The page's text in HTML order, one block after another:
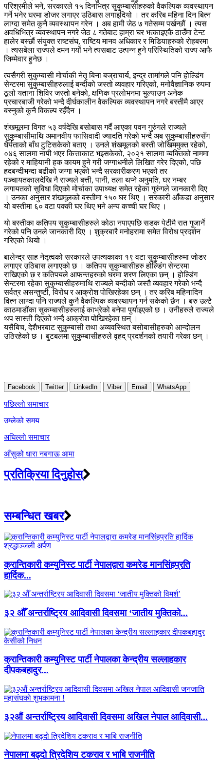
परिश्रमीले भने, सरकारले १५ दिनभित्र सुकुम्बासीहरुको वैकल्पिक व्यवस्थापन
गर्ने भनेर घरमा डोजर लगाएर उठिबास लगाइदियो । तर करिब महिना दिन बित्न
लाग्दा समेत कुनै व्यवस्थापन गरेन । अब हामी जेठ ७ गतेसम्म पर्खन्छौं । त्यस
अवधिभित्र व्यवस्थापन नगरे जेठ ८ गतेबाट हाम्रा घर भत्काइएकै ठाउँमा टेन्ट
हालेर बस्छौं संयुक्त राष्टसंघ, राष्टिय मानव अधिकार र मिडियाहरुको रोहबरमा
। त्यसबेला राज्यले दमन गर्यो भने त्यसबाट उत्पन्न हुने परिस्थितिको राज्य आफै
जिम्मेवार हुनेछ ।
त्यसैगरी सुकुम्बासी मोर्चाकी नेतृ बिना बज्राचार्य, इन्द्र तामांगले पनि होल्डिंग
सेन्टरमा सुकुम्बासीहरुलाई बन्दीको जस्तो व्यवहार गरिएको, मनोवैज्ञानिक रुपमा
ठूलो यताना शिविर जस्तो बनेको, क्षणिक प्रलोभनमा भुल्याउन अनेक
प्रचारबाजी गरेको भन्दै दीर्घकालीन वैकल्पिक व्यवस्थापन नगरे बस्तीमै आएर
बस्नुको कुनै विकल्प रहँदैन ।
शंखमूलमा विगत ५३ वर्षदेखि बसोबास गर्दै आएका पवन गुरुंगले राज्यले
सुकुम्बासीमाथि अमानवीय फासिवादी ज्यादति गरेको भन्दै अब सुकुम्बासीहरुसँग
धैर्यताको बाँध टुटिसकेको बताए । उनले शंखमूलको बस्ती जोखिममुक्त रहेको,
०४६ सालमा नापी भएर कित्ताकाट भइसकेको, २०२१ सालमा व्यक्तिको नाममा
रहेको र माहियानी हक कायम हुने गरी जग्गाधनीले लिखित गरेर दिएको, पछि
हदबन्दीभन्दा बढीको जग्गा भएको भन्दै सरकारीकरण भएको तर
पञ्चायतकालदेखि नै राज्यले बत्ती, पानी, तला थप्ने अनुमति, घर नम्बर
लगायतको सुविधा दिएको मोर्चाका उपाध्यक्ष समेत रहेका गुरुंगले जानकारी दिए
। उनका अनुसार शंखमूलको बस्तीमा १५० घर थिए । सरकारी आँकडा अनुसार
यो बस्तीमा ६० वटा पक्की घर थिए भने अन्य कच्ची घर थिए ।
यो बस्तीका कतिपय सुकुम्बासीहरुले कोठा नपाएपछि सडक पेटीमै रात गुजार्ने
गरेको पनि उनले जानकारी दिए । शुक्रबारै मनोहरामा समेत विरोध प्रदर्शन
गरिएको थियो ।
बालेन्द्र साह नेतृत्वको सरकारले उपत्यकाका १९ वटा सुकुम्बासीहरुमा जोडर
लगाएर उठिबास लगाएको छ । कतिपय सुकुम्बासीहरु होल्डिंग सेन्टरमा
राखिएको छ र कतिपयले आफन्तहरुको घरमा शरण लिएका छन् । होल्डिंग
सेन्टरमा रहेका सुकुम्बासीहरुमाथि राज्यले बन्दीको जस्तै व्यवहार गरेको भन्दै
सर्वत्र असन्तुष्टी, विरोध र आक्रोश पोखिरहेका छन् । तर करिब महिनादिन
वित्न लाग्दा पनि राज्यले कुनै वैकल्पिक व्यवस्थापन गर्न सकेको छैन । बरु उल्टै
काठमाडौंका सुकम्बासीहरुलाई काभ्रेको बनेपा पुर्याइएको छ । उनीहरुले राज्यले
थप सास्ती दिएको भन्दै आक्रोश पोखिरहेका छन् ।
यसैबिच, देशैभरबाट सुकुम्बासी तथा अव्यवस्थित बसोबासीहरुको आन्दोलन
उठिरहेको छ । बुटबलमा सुकुम्बासीहरुले वृहद् प्रदर्शनको तयारी गरेका छन् ।
Facebook Twitter LinkedIn Viber Email WhatsApp
Post
navigation
पछिल्लाे समाचार
उम्लेको समय
अघिल्लाे समाचार
आँसुको धारा नबगाऊ आमा
प्रतिक्रिया दिनुहोस्
सम्बन्धित खबर
क्रान्तिकारी कम्युनिस्ट पार्टी नेपालद्वारा कमरेड मानसिंहप्रति
हार्दिक...
३२ औँ अन्तर्राष्ट्रिय आदिवासी दिवसमा ‘जातीय मुक्तिको...
क्रान्तिकारी कम्युनिस्ट पार्टी नेपालका केन्द्रीय सल्लाहकार
दीपकबहादुर...
३२औं अन्तर्राष्ट्रिय आदिवासी दिवसमा अखिल नेपाल आदिवासी...
नेपालमा बढ्दो त्रिदेशिय टकराव र भाबि राजनीति